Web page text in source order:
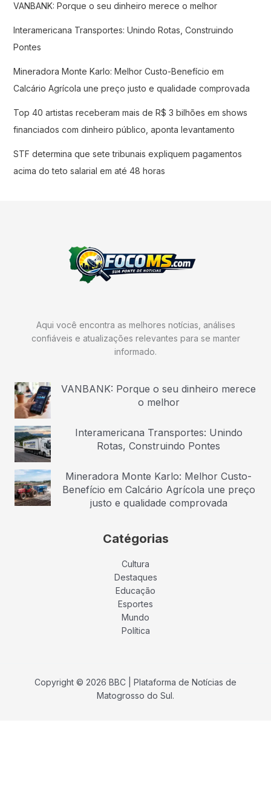
VANBANK: Porque o seu dinheiro merece o melhor
Interamericana Transportes: Unindo Rotas, Construindo
Pontes
Mineradora Monte Karlo: Melhor Custo-Benefício em
Calcário Agrícola une preço justo e qualidade comprovada
Top 40 artistas receberam mais de R$ 3 bilhões em shows
financiados com dinheiro público, aponta levantamento
STF determina que sete tribunais expliquem pagamentos
acima do teto salarial em até 48 horas
Aqui você encontra as melhores notícias, análises
confiáveis e atualizações relevantes para se manter
informado.
VANBANK: Porque o seu dinheiro merece
o melhor
Interamericana Transportes: Unindo
Rotas, Construindo Pontes
Mineradora Monte Karlo: Melhor Custo-
Benefício em Calcário Agrícola une preço
justo e qualidade comprovada
Catégorias
Cultura
Destaques
Educação
Esportes
Mundo
Política
Copyright © 2026 BBC | Plataforma de Notícias de
Matogrosso do Sul.